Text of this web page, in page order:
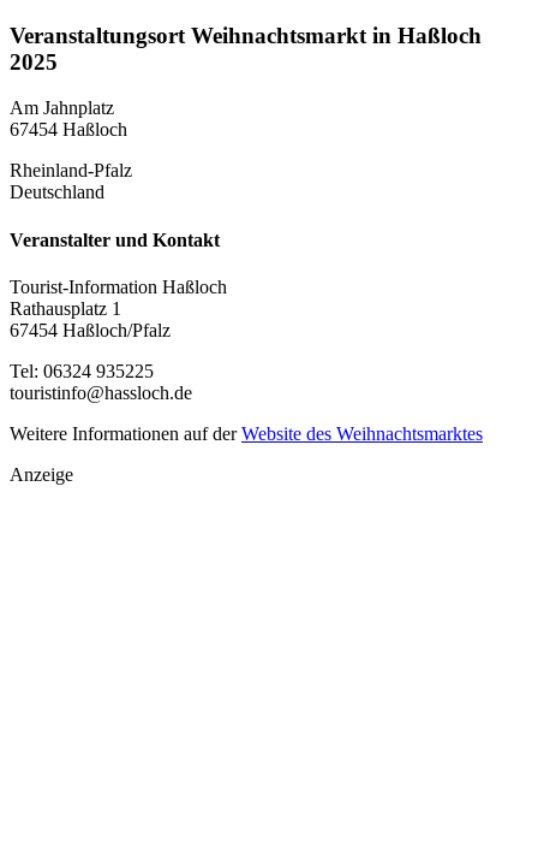
Veranstaltungsort Weihnachtsmarkt in Haßloch
2025
Am Jahnplatz
67454 Haßloch
Rheinland-Pfalz
Deutschland
Veranstalter und Kontakt
Tourist-Information Haßloch
Rathausplatz 1
67454 Haßloch/Pfalz
Tel: 06324 935225
touristinfo@hassloch.de
Weitere Informationen auf derWebsite des Weihnachtsmarktes
Anzeige